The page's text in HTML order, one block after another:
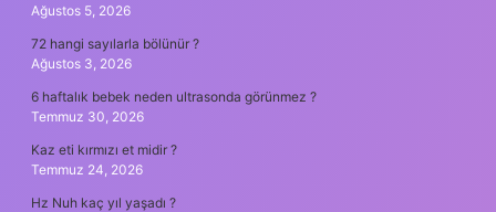
Ağustos 5, 2026
72 hangi sayılarla bölünür ?
Ağustos 3, 2026
6 haftalık bebek neden ultrasonda görünmez ?
Temmuz 30, 2026
Kaz eti kırmızı et midir ?
Temmuz 24, 2026
Hz Nuh kaç yıl yaşadı ?